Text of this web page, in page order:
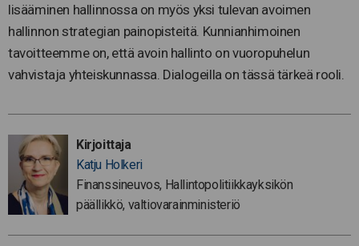
lisääminen hallinnossa on myös yksi tulevan avoimen
hallinnon strategian painopisteitä. Kunnianhimoinen
tavoitteemme on, että avoin hallinto on vuoropuhelun
vahvistaja yhteiskunnassa. Dialogeilla on tässä tärkeä rooli.
Kirjoittaja
Katju Holkeri
Finanssineuvos, Hallintopolitiikkayksikön
päällikkö, valtiovarainministeriö